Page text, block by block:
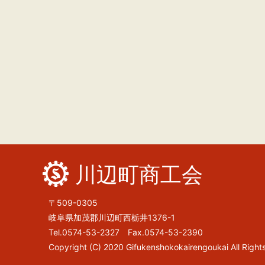
川辺町商工会
〒509-0305
岐阜県加茂郡川辺町西栃井1376-1
Tel.0574-53-2327 Fax.0574-53-2390
Copyright (C) 2020 Gifukenshokokairengoukai All